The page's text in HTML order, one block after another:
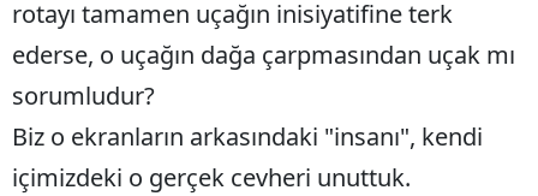
Nevşehir
Niğde
rotayı tamamen uçağın inisiyatifine terk
ederse, o uçağın dağa çarpmasından uçak mı
sorumludur?
Biz o ekranların arkasındaki "insanı", kendi
içimizdeki o gerçek cevheri unuttuk.